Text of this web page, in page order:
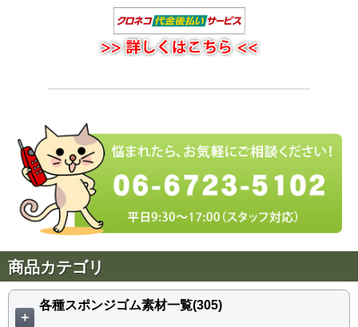
商品カテゴリ
＋
各種スポンジゴム素材一覧(305)